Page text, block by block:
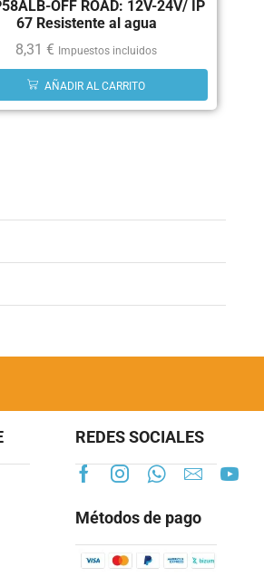
OFF ROAD: 12V-24V/ IP
67 Resistente al agua
8,31€ Impuestos incluidos
AÑADIR AL CARRITO
REDES SOCIALES
Métodos de pago